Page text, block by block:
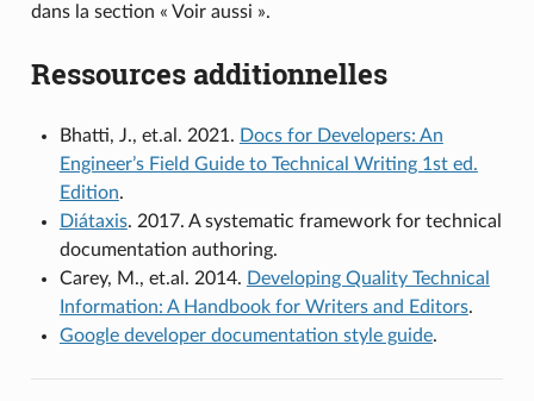
dans la section « Voir aussi ».
Ressources additionnelles
Bhatti, J., et.al. 2021. Docs for Developers: An
Engineer’s Field Guide to Technical Writing 1st ed.
Edition.
Diátaxis. 2017. A systematic framework for technical
documentation authoring.
Carey, M., et.al. 2014. Developing Quality Technical
Information: A Handbook for Writers and Editors.
Google developer documentation style guide.